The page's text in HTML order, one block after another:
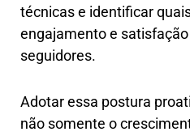
técnicas e identificar
engajamento e
seguidores.
Adotar essa postura
não somente o